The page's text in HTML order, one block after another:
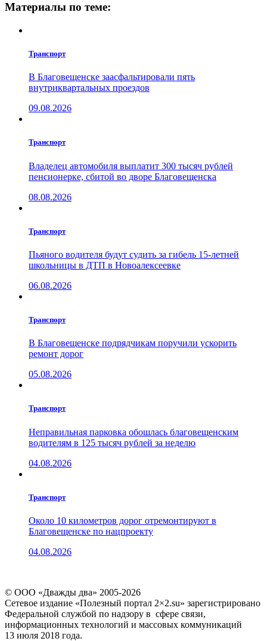
Материалы по теме:
Транспорт
В Благовещенске заасфальтировали пять
внутриквартальных проездов
09.08.2026
Транспорт
Владелец автомобиля выплатит 300 тысяч рублей
пенсионерке, сбитой во дворе Благовещенска
08.08.2026
Транспорт
Пьяного водителя будут судить за гибель 15-летней
школьницы в ДТП в Новоалексеевке
06.08.2026
Транспорт
В Благовещенске подрядчикам поручили ускорить
ремонт дорог
05.08.2026
Транспорт
Неправильная парковка обошлась благовещенским
водителям в 125 тысяч рублей за неделю
04.08.2026
Транспорт
Около 10 километров дорог отремонтируют в
Благовещенске по нацпроекту
04.08.2026
© ООО «Дважды два» 2005-2026
Сетевое издание «Полезный портал 2×2.su» зарегистрировано
Федеральной службой по надзору в сфере связи,
информационных технологий и массовых коммуникаций
13 июля 2018 года.